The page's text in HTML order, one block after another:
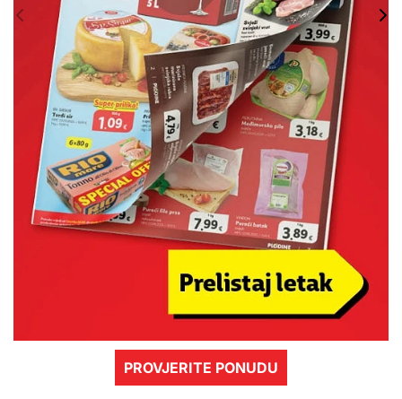
PROVJERITE PONUDU